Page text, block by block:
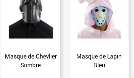
Masque de Chevlier
Sombre
Masque de Lapin
Bleu